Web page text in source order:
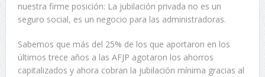
nuestra firme posición: La jubilación privada no es un
seguro social, es un negocio para las administradoras.
Sabemos que más del 25% de los que aportaron en los
últimos trece años a las AFJP agotaron los ahorros
capitalizados y ahora cobran la jubilación mínima gracias al